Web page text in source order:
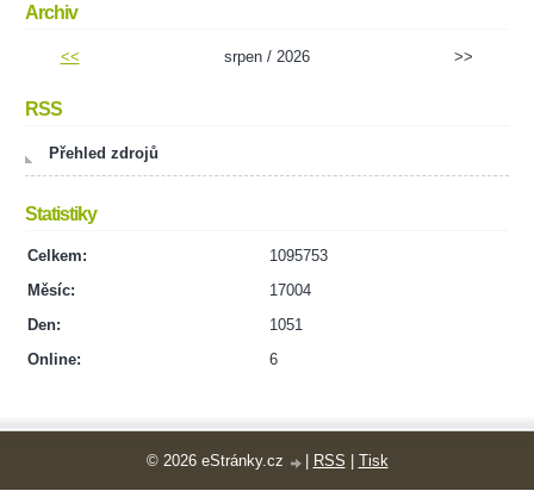
Archiv
<< srpen / 2026 >>
RSS
Přehled zdrojů
Statistiky
Online: 6
Celkem:
1095753
Měsíc:
17004
Den:
1051
© 2026 eStránky.cz | RSS | Tisk